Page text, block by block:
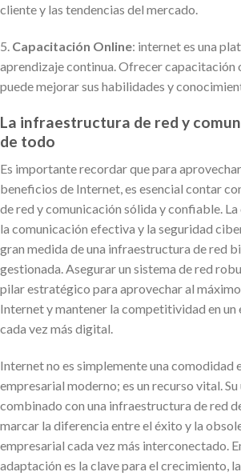
cliente y las tendencias del mercado.
5. Capacitación Online: internet es una
aprendizaje continua. Ofrecer capacitación
puede mejorar sus habilidades y
La infraestructura de red y
de todo
Es importante recordar que para
beneficios de Internet, es esencial contar
de red y comunicación sólida y confiable.
la comunicación efectiva y la seguridad
gran medida de una infraestructura de red
gestionada. Asegurar un sistema de red
pilar estratégico para aprovechar al
Internet y mantener la competitividad en un
cada vez más digital.
Internet no es simplemente una comodidad
empresarial moderno; es un recurso vital.
combinado con una infraestructura de red
marcar la diferencia entre el éxito y la
empresarial cada vez más interconectado.
adaptación es la clave para el crecimiento,